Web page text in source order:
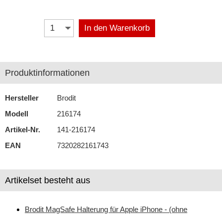
Antennenzubehör
Bluetooth
DAB+
Entriegelung
Fahrzeughalter
In den Warenkorb
Produktinformationen
Hersteller
Brodit
Modell
216174
Artikel-Nr.
141-216174
EAN
7320282161743
Artikelset besteht aus
Brodit MagSafe Halterung für Apple iPhone - (ohne